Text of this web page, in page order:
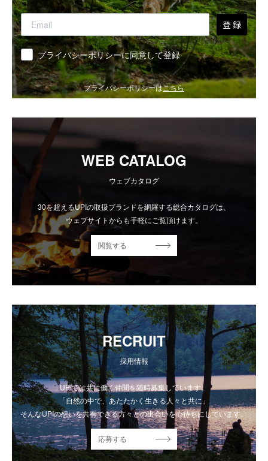
登 録
同意 プライバシーポリシーに同意して登録
プライバシーポリシーはこちら
WEB CATALOG
ウェブカタログ
30を超えるUPIの取扱ブランドを網羅する総合カタログは、
ウェブサイトからも手軽にご覧頂けます。
閲覧する
RECRUIT
採用情報
UPIでは共に働く仲間を随時募集しています。
「自然の中で、あたたかく生きる人々と共に」
そんなUPIの想いを共有できる方々との出会いを心待ちにしています。
応募する